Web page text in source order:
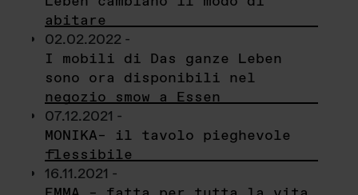
abitare
02.02.2022 -
I mobili di Das ganze Leben
sono ora disponibili nel
negozio smow a Essen
07.12.2021 -
MONIKA– il tavolo pieghevole
flessibile
16.11.2021 -